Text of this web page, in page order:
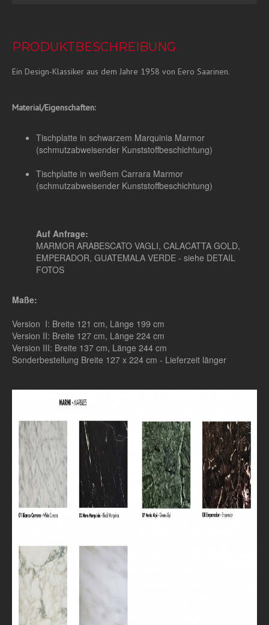
PRODUKTBESCHREIBUNG
Ein Design-Klassiker aus dem Jahre 1958 von Eero Saarinen.
Material/Eigenschaften:
Tischplatte in schwarzem Marquinia Marmor
(schmutzabweisender Kunststoffbeschichtung)
Tischplatte in weißem Carrara Marmor
(schmutzabweisender Kunststoffbeschichtung)
Auf Anfrage:
MARMOR ARABESCATO VAGLI, CALACATTA GOLD,
EMPERADOR, GUATEMALA VERDE - siehe DETAIL
FOTOS
Maße:
Version I: Breite 121 cm, Länge 199 cm
Version II: Breite 127 cm, Länge 224 cm
Version III: Breite 137 cm, Länge 244 cm
Sonderbestellung Breite 127 x 224 cm - Lieferzeit länger